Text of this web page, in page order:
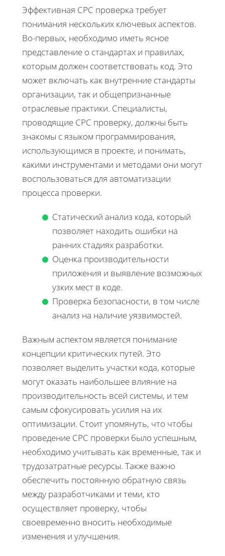
Эффективная CPC проверка требует
понимания нескольких ключевых аспектов.
Во-первых, необходимо иметь ясное
представление о стандартах и правилах,
которым должен соответствовать код. Это
может включать как внутренние стандарты
организации, так и общепризнанные
отраслевые практики. Специалисты,
проводящие CPC проверку, должны быть
знакомы с языком программирования,
использующимся в проекте, и понимать,
какими инструментами и методами они могут
воспользоваться для автоматизации
процесса проверки.
Статический анализ кода, который
позволяет находить ошибки на
ранних стадиях разработки.
Оценка производительности
приложения и выявление возможных
узких мест в коде.
Проверка безопасности, в том числе
анализ на наличие уязвимостей.
Важным аспектом является понимание
концепции критических путей. Это
позволяет выделить участки кода, которые
могут оказать наибольшее влияние на
производительность всей системы, и тем
самым сфокусировать усилия на их
оптимизации. Стоит упомянуть, что чтобы
проведение CPC проверки было успешным,
необходимо учитывать как временные, так и
трудозатратные ресурсы. Также важно
обеспечить постоянную обратную связь
между разработчиками и теми, кто
осуществляет проверку, чтобы
своевременно вносить необходимые
изменения и улучшения.